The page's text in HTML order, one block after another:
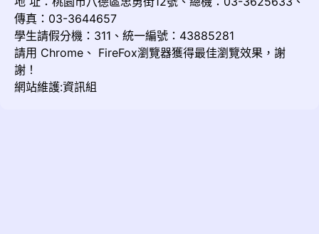
傳真：03-3644657
學生請假分機：311、統一編號：43885281
請用 Chrome 、 FireFox瀏覽器獲得最佳瀏覽效果，謝
謝！
網站維護:資訊組